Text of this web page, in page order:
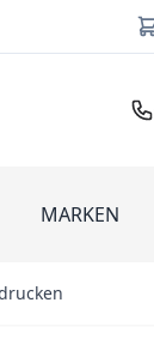
submenu for
MARKEN